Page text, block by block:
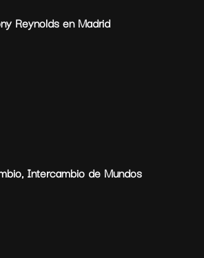
Reynolds en Madrid
Intercambio de Mundos